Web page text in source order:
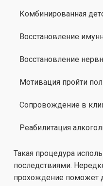
Комбинированная
Восстановление
Восстановление
Мотивация пройти
Сопровождение в
Реабилитация
Такая процедура
последствиями.
прохождение поможет